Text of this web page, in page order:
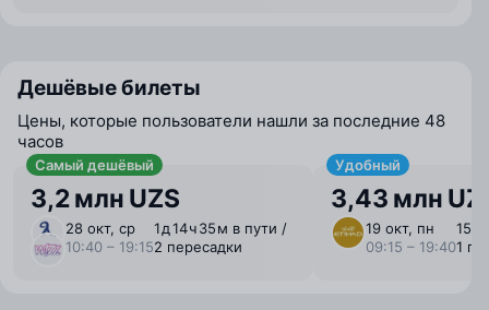
Дешёвые билеты
Цены, которые пользователи нашли за последние 48
часов
Самый дешёвый
3,2 млн UZS
28 окт, ср
10:40 – 19:15
1 ⁠д 14 ⁠ч 35 ⁠м в пути /
2 пересадки
Удобный
3,43 млн
19 окт, пн
09:15 – 19:40
15 ⁠ч
1